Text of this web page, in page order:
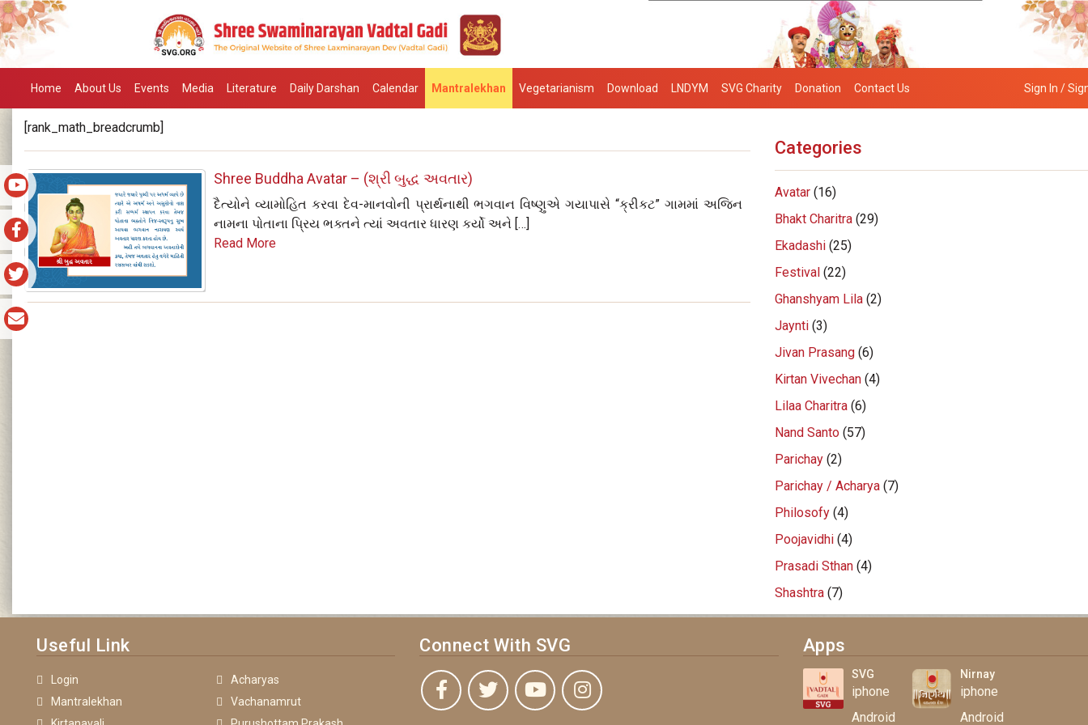
Home About Us Events Media Literature Daily Darshan Calendar Mantralekhan Vegetarianism Download LNDYM SVG Charity Donation Contact Us Sign In /
[rank_math_breadcrumb]
Shree Buddha Avatar – (શ્રી બુદ્ધ અવતાર)
દૈત્યોને વ્યામોહિત કરવા દેવ-માનવોની પ્રાર્થનાથી ભગવાન વિષ્ણુએ ગયાપાસે “ક્રીકટ” ગામમાં અજિન
નામના પોતાના પ્રિય ભક્તને ત્યાં અવતાર ધારણ કર્યો અને […]
Read More
Categories
Avatar(16)
Bhakt Charitra(29)
Ekadashi(25)
Festival(22)
Ghanshyam Lila(2)
Jaynti(3)
Jivan Prasang(6)
Kirtan Vivechan(4)
Lilaa Charitra(6)
Nand Santo(57)
Parichay(2)
Parichay / Acharya(7)
Philosofy(4)
Poojavidhi(4)
Prasadi Sthan(4)
Shashtra(7)
Useful Link
Login
Acharyas
Mantralekhan
Vachanamrut
Connect With SVG Apps
SVG
iphone
Android
Nirnay
iphone
Android